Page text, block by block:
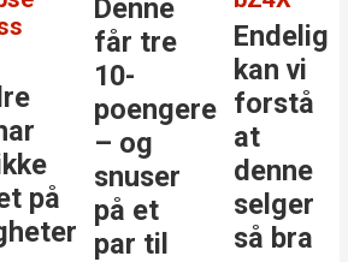
på
Denne
får tre
10-
poengere
– og
snuser
på et
par til
Endelig
kan vi
forstå
at
denne
selger
så bra